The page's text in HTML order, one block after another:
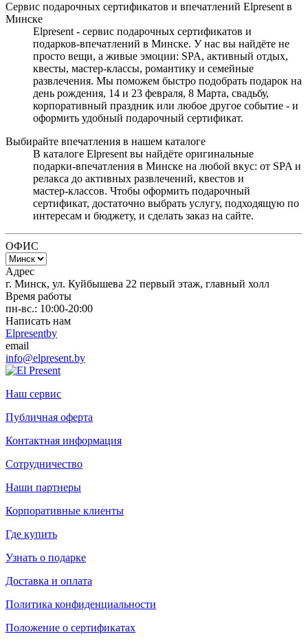
Сервис подарочных сертификатов и впечатлений Elpresent в
Минске
Elpresent - сервис подарочных сертификатов и
подарков‑впечатлений в Минске. У нас вы найдёте не
просто вещи, а живые эмоции: SPA, активный отдых,
квесты, мастер‑классы, романтику и семейные
развлечения. Мы поможем быстро подобрать подарок на
день рождения, 14 и 23 февраля, 8 Марта, свадьбу,
корпоративный праздник или любое другое событие - и
оформить удобный подарочный сертификат.
Выбирайте впечатления в нашем каталоге
В каталоге Elpresent вы найдёте оригинальные
подарки‑впечатления в Минске на любой вкус: от SPA и
релакса до активных развлечений, квестов и
мастер‑классов. Чтобы оформить подарочный
сертификат, достаточно выбрать услугу, подходящую по
интересам и бюджету, и сделать заказ на сайте.
ОФИС
Адрес
г. Минск, ул. Куйбышева 22 первый этаж, главный холл
Время работы
пн-вс.: 10:00-20:00
Написать нам
Elpresentby
email
info@elpresent.by
Наш сервис
Публичная оферта
Контактная информация
Сотрудничество
Наши партнеры
Корпоративные клиенты
Где купить
Узнать о подарке
Доставка и оплата
Политика конфиденциальности
Положение о сертификатах